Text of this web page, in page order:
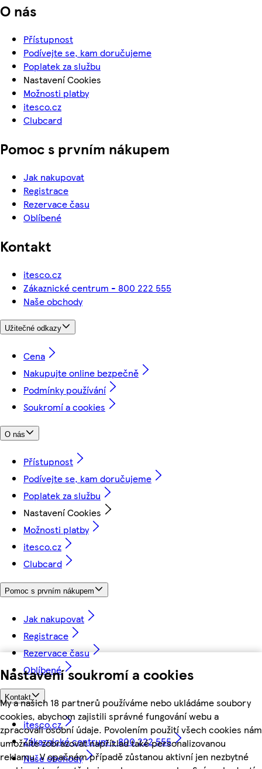
Nastavení soukromí a cookies
My a našich 18 partnerů používáme nebo ukládáme soubory
cookies, abychom zajistili správné fungování webu a
zpracovali osobní údaje. Povolením použití všech cookies nám
umožníte zobrazovat například také personalizovanou
reklamu. V opačném případě zůstanou aktivní jen nezbytné
O nás
Přístupnost
Podívejte se, kam doručujeme
Poplatek za službu
Nastavení Cookies
Možnosti platby
itesco.cz
Clubcard
Pomoc s prvním nákupem
Jak nakupovat
Registrace
Rezervace času
Oblíbené
Kontakt
itesco.cz
Zákaznické centrum - 800 222 555
Naše obchody
Užitečné odkazy
Cena
Nakupujte online bezpečně
Podmínky používání
Soukromí a cookies
O nás
Přístupnost
Podívejte se, kam doručujeme
Poplatek za službu
Nastavení Cookies
Možnosti platby
itesco.cz
Clubcard
Pomoc s prvním nákupem
Jak nakupovat
Registrace
Rezervace času
Oblíbené
Kontakt
itesco.cz
Zákaznické centrum - 800 222 555
Naše obchody